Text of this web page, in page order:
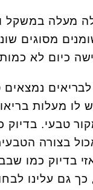
מעלה במשקל
מסוגים
נמצאים
לו מעלות
טבעי.
בצורה
בדיוק כמו
כך גם עלינו